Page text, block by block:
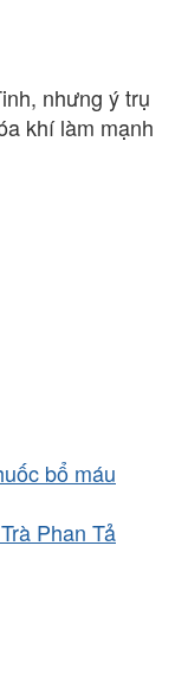
nhưng ý trụ
khí làm mạnh
bổ máu
Phan Tả